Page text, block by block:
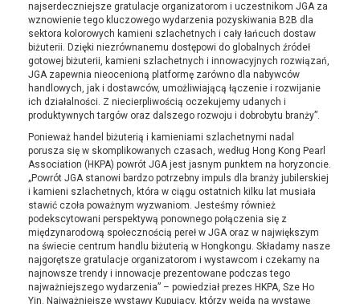
najserdeczniejsze gratulacje organizatorom i uczestnikom JGA za
wznowienie tego kluczowego wydarzenia pozyskiwania B2B dla
sektora kolorowych kamieni szlachetnych i cały łańcuch dostaw
biżuterii. Dzięki niezrównanemu dostępowi do globalnych źródeł
gotowej biżuterii, kamieni szlachetnych i innowacyjnych rozwiązań,
JGA zapewnia nieocenioną platformę zarówno dla nabywców
handlowych, jak i dostawców, umożliwiającą łączenie i rozwijanie
ich działalności. Z niecierpliwością oczekujemy udanych i
produktywnych targów oraz dalszego rozwoju i dobrobytu branży”.
Ponieważ handel biżuterią i kamieniami szlachetnymi nadal
porusza się w skomplikowanych czasach, według Hong Kong Pearl
Association (HKPA) powrót JGA jest jasnym punktem na horyzoncie.
„Powrót JGA stanowi bardzo potrzebny impuls dla branży jubilerskiej
i kamieni szlachetnych, która w ciągu ostatnich kilku lat musiała
stawić czoła poważnym wyzwaniom. Jesteśmy również
podekscytowani perspektywą ponownego połączenia się z
międzynarodową społecznością pereł w JGA oraz w największym
na świecie centrum handlu biżuterią w Hongkongu. Składamy nasze
najgorętsze gratulacje organizatorom i wystawcom i czekamy na
najnowsze trendy i innowacje prezentowane podczas tego
najważniejszego wydarzenia” – powiedział prezes HKPA, Sze Ho
Yin. Najważniejsze wystawy Kupujący, którzy wejdą na wystawę